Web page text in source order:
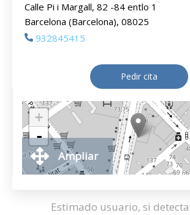
Calle Pi i Margall, 82 -84 entlo 1
Barcelona (Barcelona), 08025
932845415
Pedir cita
+
-
Ampliar
Estimado usuario, si